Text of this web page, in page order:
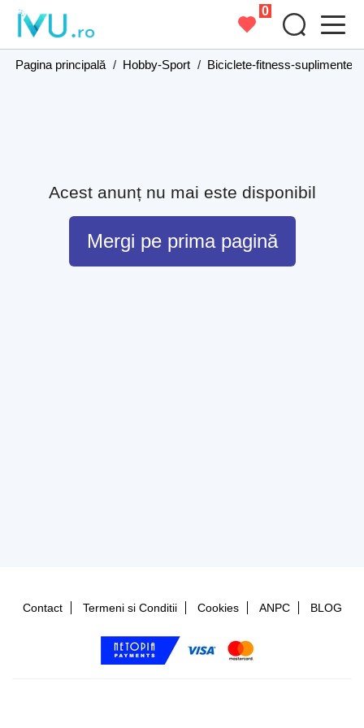
0
Pagina principală / Hobby-Sport / Biciclete-fitness-suplimente
Acest anunț nu mai este disponibil
Mergi pe prima pagină
Contact Termeni si Conditii Cookies ANPC BLOG